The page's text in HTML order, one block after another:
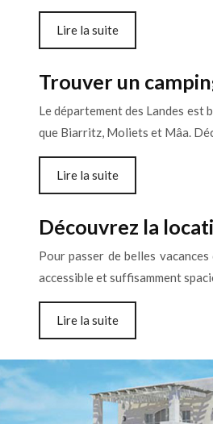
Lire la suite
Trouver un
Le département des Landes est
que Biarritz, Moliets et Mâa.
Lire la suite
Découvrez la
Pour passer de belles
accessible et suffisamment
Lire la suite